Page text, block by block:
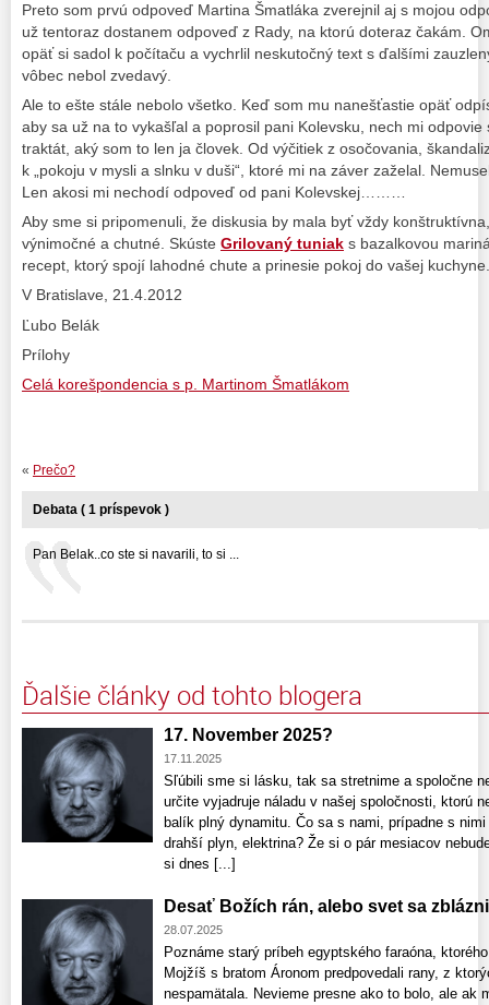
Preto som prvú odpoveď Martina Šmatláka zverejnil aj s mojou
už tentoraz dostanem odpoveď z Rady, na ktorú doteraz čakám.
opäť si sadol k počítaču a vychrlil neskutočný text s ďalšími
vôbec nebol zvedavý.
Ale to ešte stále nebolo všetko. Keď som mu nanešťastie opäť
aby sa už na to vykašľal a poprosil pani Kolevsku, nech mi
traktát, aký som to len ja človek. Od výčitiek z osočovania,
k „pokoju v mysli a slnku v duši“, ktoré mi na záver zaželal.
Len akosi mi nechodí odpoveď od pani Kolevskej………
Aby sme si pripomenuli, že diskusia by mala byť vždy
výnimočné a chutné. Skúste Grilovaný tuniak s bazalkovou
recept, ktorý spojí lahodné chute a prinesie pokoj do vašej kuchyne.
V Bratislave, 21.4.2012
Ľubo Belák
Prílohy
Celá korešpondencia s p. Martinom Šmatlákom
« Prečo?
Debata ( 1 príspevok )
Pan Belak..co ste si navarili, to si ...
Ďalšie články od tohto blogera
17. November 2025?
17.11.2025
Sľúbili sme si lásku, tak sa stretnime a spoločne
určite vyjadruje náladu v našej spoločnosti, ktorú
balík plný dynamitu. Čo sa s nami, prípadne s
drahší plyn, elektrina? Že si o pár mesiacov
si dnes [...]
Desať Božích rán, alebo svet sa
28.07.2025
Poznáme starý príbeh egyptského faraóna,
Mojžíš s bratom Áronom predpovedali rany, z
nespamätala. Nevieme presne ako to bolo, ale ak